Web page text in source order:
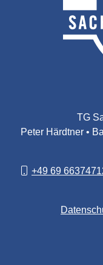
TG
Peter Härdtner •
+49 69